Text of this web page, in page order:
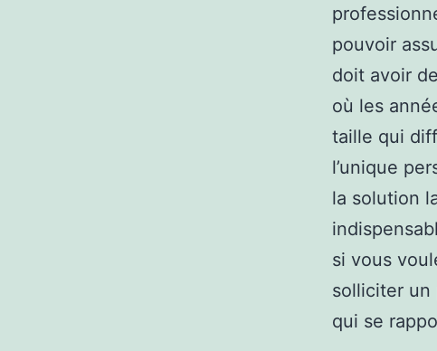
pouvoir
doit avoir
où les
taille qui
l’unique
la solution
si vous
solliciter un
qui se